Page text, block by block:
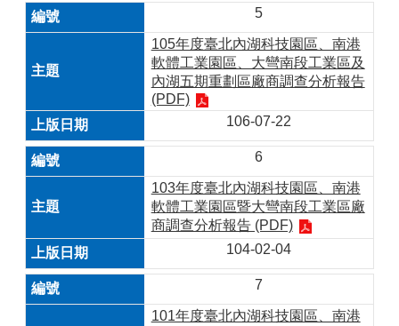
5
105年度臺北內湖科技園區、南港
軟體工業園區、大彎南段工業區及
內湖五期重劃區廠商調查分析報告
(PDF)
106-07-22
6
103年度臺北內湖科技園區、南港
軟體工業園區暨大彎南段工業區廠
商調查分析報告 (PDF)
104-02-04
7
101年度臺北內湖科技園區、南港